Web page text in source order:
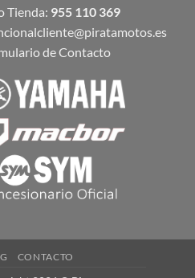
Tienda: 955 110 369
de Contacto
CONTACTO